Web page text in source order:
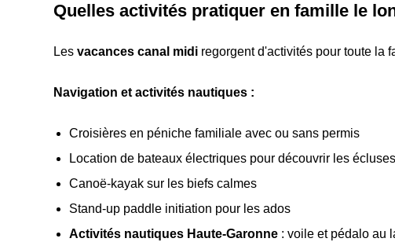
Quelles activités pratiquer en famille le
Les vacances canal midi regorgent d'activités pour toute la
Navigation et activités nautiques :
Croisières en péniche familiale avec ou sans permis
Location de bateaux électriques pour découvrir les écluses
Canoë-kayak sur les biefs calmes
Stand-up paddle initiation pour les ados
Activités nautiques Haute-Garonne : voile et pédalo au